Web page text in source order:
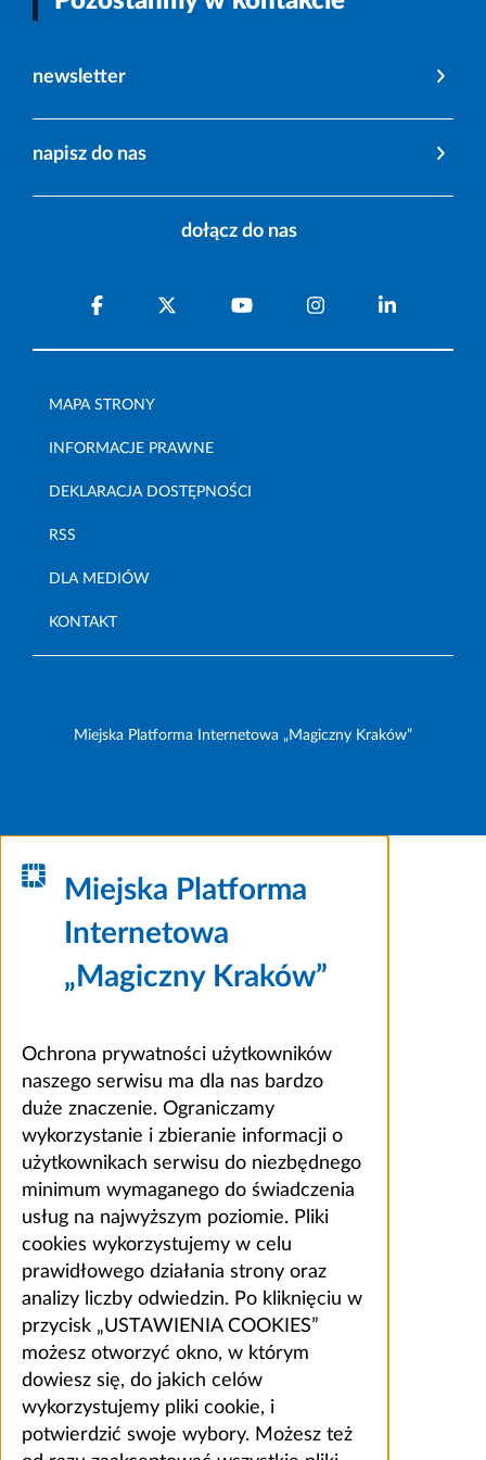
newsletter
napisz do nas
dołącz do nas
MAPA STRONY
INFORMACJE PRAWNE
DEKLARACJA DOSTĘPNOŚCI
RSS
DLA MEDIÓW
KONTAKT
Miejska Platforma Internetowa „Magiczny Kraków”
Miejska Platforma
Internetowa
„Magiczny Kraków”
Ochrona prywatności użytkowników
naszego serwisu ma dla nas bardzo
duże znaczenie. Ograniczamy
wykorzystanie i zbieranie informacji o
użytkownikach serwisu do niezbędnego
minimum wymaganego do świadczenia
usług na najwyższym poziomie. Pliki
cookies wykorzystujemy w celu
prawidłowego działania strony oraz
analizy liczby odwiedzin. Po kliknięciu w
przycisk „USTAWIENIA COOKIES”
możesz otworzyć okno, w którym
dowiesz się, do jakich celów
wykorzystujemy pliki cookie, i
potwierdzić swoje wybory. Możesz też